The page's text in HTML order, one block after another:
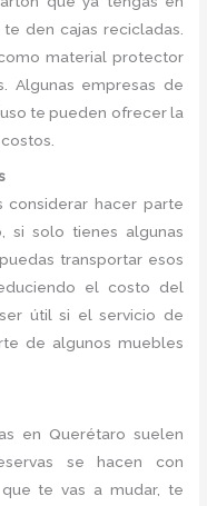
den cajas recicladas.
material protector
Algunas empresas de
te pueden ofrecer la
considerar hacer parte
si solo tienes algunas
transportar esos
el costo del
útil si el servicio de
de algunos muebles
en Querétaro suelen
se hacen con
te vas a mudar, te